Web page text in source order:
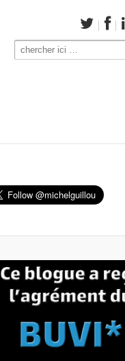
Search
for: